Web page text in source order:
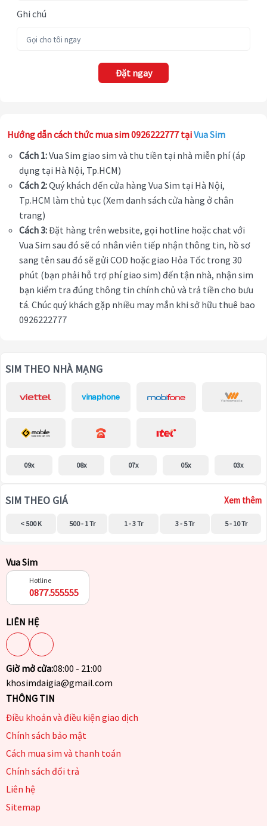
Ghi chú
Đặt ngay
Hướng dẫn cách thức mua sim 0926222777 tạiVua Sim
Cách 1:Vua Sim giao sim và thu tiền tại nhà miễn phí (áp
dụng tại Hà Nội, Tp.HCM)
Cách 2:Quý khách đến cửa hàng Vua Sim tại Hà Nội,
Tp.HCM làm thủ tục (Xem danh sách cửa hàng ở chân
trang)
Cách 3:Đặt hàng trên website, gọi hotline hoặc chat với
Vua Sim sau đó sẽ có nhân viên tiếp nhận thông tin, hồ sơ
sang tên sau đó sẽ gửi COD hoặc giao Hỏa Tốc trong 30
phút (bạn phải hỗ trợ phí giao sim) đến tận nhà, nhận sim
bạn kiểm tra đúng thông tin chính chủ và trả tiền cho bưu
tá. Chúc quý khách gặp nhiều may mắn khi sở hữu thuê bao
0926222777
SIM THEO NHÀ MẠNG
09x 08x 07x 05x 03x
SIM THEO GIÁ Xem thêm
< 500 K 500 - 1 Tr 1 - 3 Tr 3 - 5 Tr 5 - 10 Tr
Vua Sim
Hotline
0877.555555
LIÊN HỆ
Giờ mở cửa:08:00 - 21:00
khosimdaigia@gmail.com
THÔNG TIN
Điều khoản và điều kiện giao dịch
Chính sách bảo mật
Cách mua sim và thanh toán
Chính sách đổi trả
Liên hệ
Sitemap